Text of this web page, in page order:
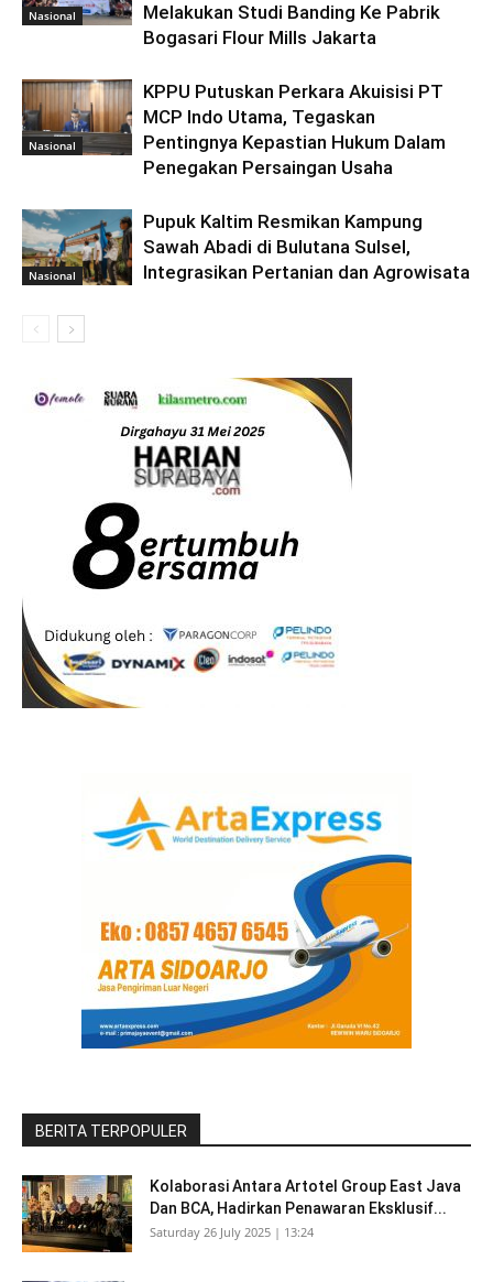
Nasional
Melakukan Studi Banding Ke Pabrik
Bogasari Flour Mills Jakarta
Nasional
KPPU Putuskan Perkara Akuisisi PT
MCP Indo Utama, Tegaskan
Pentingnya Kepastian Hukum Dalam
Penegakan Persaingan Usaha
Nasional
Pupuk Kaltim Resmikan Kampung
Sawah Abadi di Bulutana Sulsel,
Integrasikan Pertanian dan Agrowisata
BERITA TERPOPULER
Kolaborasi Antara Artotel Group East Java
Dan BCA, Hadirkan Penawaran Eksklusif...
Saturday 26 July 2025 | 13:24